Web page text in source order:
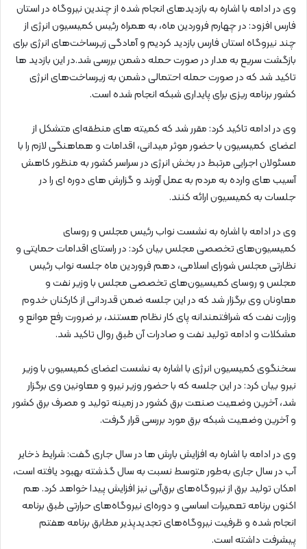
وی در ادامه با اشاره به بازدیدهای انجام شده از چندین نیروگاه در استان
فارس افزود: در چهارم فروردین ماه، به همراه رئیس کمیسیون انرژی از
چند نیروگاه استان فارس بازدید کردیم و آمادگی زیرساخت‌های انرژی برای
بازگشت سریع به مدار در صورت حمله دشمن بررسی شد.در این بازدید ها
تاکید شد که در صورت حمله احتمالی دشمن به زیرساخت‌های انرژی
کشور برنامه ریزی برای پایداری شبکه انجام شده است.
وی در ادامه تاکید کرد: مقرر شد که کمیته های منطقه‌ای متشکل از
اعضای کمیسیون با حضور موثر میدانی، اقدامات و هماهنگی لازم را با
مسئولان اجرایی مرتبط در بخش انرژی در سراسر کشور به منظور کاهش
آسیب های وارده به مردم به عمل آورند و گزارش های دوره ای را در
جلسات به کمیسیون ارائه کنند.
وی در ادامه با اشاره به نشست نواب رئیس مجلس و روسای
کمیسیون‌های تخصصی مجلس بیان کرد: در راستای اقدامات حمایتی و
نظارتی مجلس شورای اسلامی، دهم فروردین ماه جلسه نواب رئیس
مجلس و روسای کمیسیون‌های تخصصی مجلس با وزیر نفت و
معاونان وی برگزار شد که در این جلسه ضمن قدردانی از کارکنان خدوم
وزارت نفت که شرافتمندانه پای کار نظام هستند، بر ضرورت رفع موانع و
مشکلات و ادامه تولید نفت و صادرات آن طبق روال تاکید شد.
سخنگوی کمیسیون انرژی با اشاره به نشست اعضای کمیسیون با وزیر
نیرو بیان کرد: در این جلسه که با حضور وزیر نیرو و معاونین وی برگزار
شد، آخرین وضعیت صنعت برق کشور در زمینه تولید و مصرف برق کشور
و آخرین وضعیت شبکه برق مورد بررسی قرار گرفت.
وی در ادامه با اشاره به افزایش بارش ها در سال جاری گفت: شرایط ذخایر
آب در سال جاری به‌طور متوسط نسبت به سال گذشته بهبود یافته است،
امکان تولید برق از نیروگاه‌های برق‌آبی نیز افزایش پیدا خواهد کرد. هم
اکنون برنامه تعمیرات اساسی و دوره‌ای نیروگاه‌های حرارتی طبق برنامه
انجام شده و ظرفیت نیروگاه‌های تجدیدپذیر مطابق برنامه هفتم
پیشرفت داشته است.